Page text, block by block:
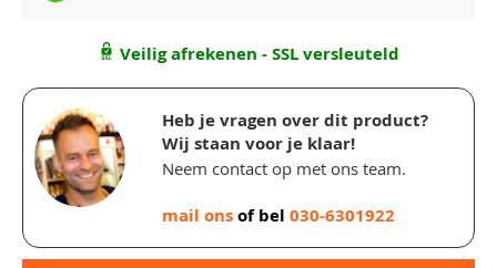
Veilig afrekenen - SSL versleuteld
Heb je vragen over dit product?
Wij staan voor je klaar!
Neem contact op met ons team.
mail onsof bel 030-6301922